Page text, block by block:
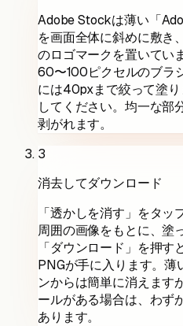
Adobe Stockは薄い「
を画面全体に斜めに敷き
のロゴマークを置いてい
60〜100ピクセルのブラ
には40pxまで絞って塗
してください。均一な部
剥がれます。
3
消去してダウンロード
「透かしを消す」をタ
周囲の画像をもとに、塗
「ダウンロード」を押
PNGが手に入ります。薄
ンからは簡単に消えます
ールがある場合は、わず
あります。